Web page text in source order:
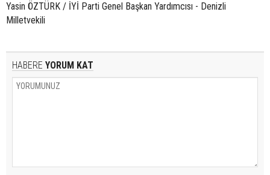
Yasin ÖZTÜRK / İYİ Parti Genel Başkan Yardımcısı - Denizli
Milletvekili
HABERE YORUM KAT